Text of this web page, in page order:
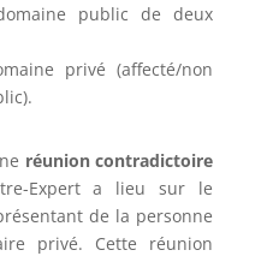
public de deux
privé (affecté/non
réunion contradictoire
Expert a lieu sur le
de la personne
privé. Cette réunion